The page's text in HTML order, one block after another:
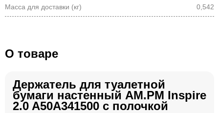
Масса для доставки (кг) 0,542
О товаре
Держатель для туалетной
бумаги настенный AM.PM Inspire
2.0 A50A341500 с полочкой